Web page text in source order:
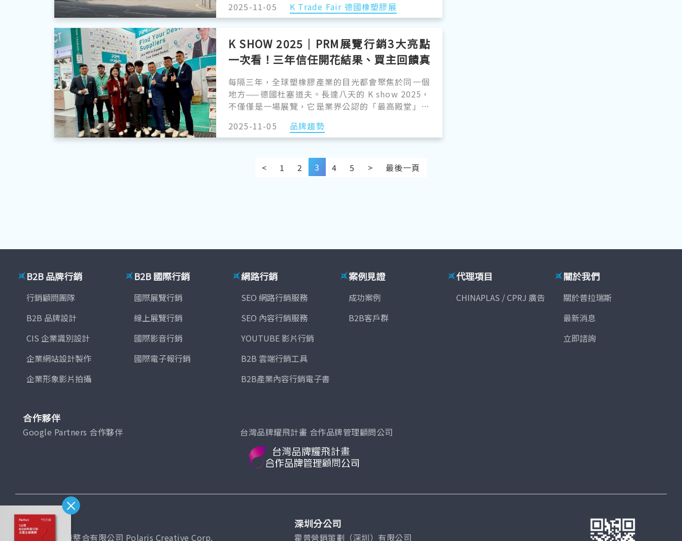
Responsible 」為主軸，展現了塑橡膠產業的創新
韌性與永續決心。根據主辦單位 Messe Düsseldorf
公布的官方數據與歐美專業媒體報導， K show
2025 不僅維持了穩定的人潮規模，更呈現出「量穩
質升」的結構變化——決策層買家比例攀升、跨洲採
2025-11-05 K Trade Fair 德國橡塑膠展
K SHOW 2025｜PRM展覽行銷3大亮點
一次看！三年信任開花結果、買主回饋真
實揭露！
每隔三年，全球塑橡膠產業的目光都會聚焦於同一個
地方——德國杜塞道夫。長達八天的 K show 2025，
不僅僅是一場展覽，它是業界公認的「最高殿堂」，
伴的終極聖地。能在這裡發出聲音已屬不易，而能在
此見證三年前播下的種子，如今已結成豐碩的合作果
實，則代表著過往的努力，交出了一張最耀眼的成績
尤為深刻。我們在現場收穫的，不僅僅是新的商機，
2025-11-05 品牌趨勢
< 1 2 3 4 5 > 最後一頁
B2B 品牌行銷
行銷顧問團隊
B2B 品牌設計
CIS 企業識別設計
企業網站設計製作
企業形象影片拍攝
B2B 國際行銷
國際展覽行銷
線上展覽行銷
國際影音行銷
國際電子報行銷
網路行銷
SEO 網路行銷服務
SEO 內容行銷服務
YOUTUBE 影片行銷
B2B 雲端行銷工具
B2B產業內容行銷電子書
案例見證
成功案例
B2B客戶群
代理項目
CHINAPLAS / CPRJ 廣告
關於我們
關於普拉瑞斯
最新消息
立即諮詢
合作夥伴
Google Partners 合作夥伴 台灣品牌耀飛計畫 合作品牌管理顧問公司
台灣總公司
普拉瑞斯創意整合有限公司 Polaris Creative Corp.
深圳分公司
霍普營銷策劃（深圳）有限公司